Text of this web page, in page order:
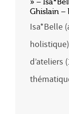
» –
Ghislain –
Isa*Belle
d’ateliers